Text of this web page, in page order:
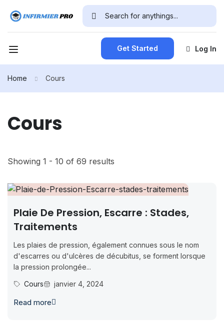
Get Started Log In
Home Cours
Cours
Showing 1 - 10 of 69 results
Plaie De Pression, Escarre : Stades,
Traitements
Les plaies de pression, également connues sous le nom
d'escarres ou d'ulcères de décubitus, se forment lorsque
la pression prolongée...
Cours
janvier 4, 2024
Read more